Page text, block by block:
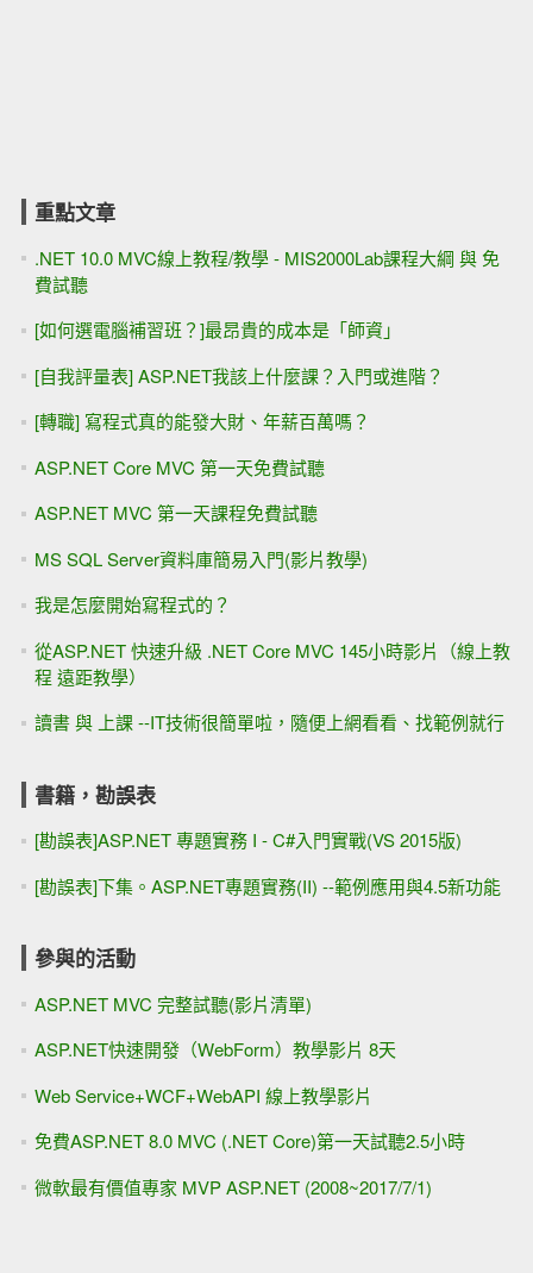
重點文章
.NET 10.0 MVC線上教程/教學 - MIS2000Lab課程大綱 與 免
費試聽
[如何選電腦補習班？]最昂貴的成本是「師資」
[自我評量表] ASP.NET我該上什麼課？入門或進階？
[轉職] 寫程式真的能發大財、年薪百萬嗎？
ASP.NET Core MVC 第一天免費試聽
ASP.NET MVC 第一天課程免費試聽
MS SQL Server資料庫簡易入門(影片教學)
我是怎麼開始寫程式的？
從ASP.NET 快速升級 .NET Core MVC 145小時影片（線上教
程 遠距教學）
讀書 與 上課 --IT技術很簡單啦，隨便上網看看、找範例就行
書籍，勘誤表
[勘誤表]ASP.NET 專題實務 I - C#入門實戰(VS 2015版)
[勘誤表]下集。ASP.NET專題實務(II) --範例應用與4.5新功能
參與的活動
ASP.NET MVC 完整試聽(影片清單)
ASP.NET快速開發（WebForm）教學影片 8天
Web Service+WCF+WebAPI 線上教學影片
免費ASP.NET 8.0 MVC (.NET Core)第一天試聽2.5小時
微軟最有價值專家 MVP ASP.NET (2008~2017/7/1)